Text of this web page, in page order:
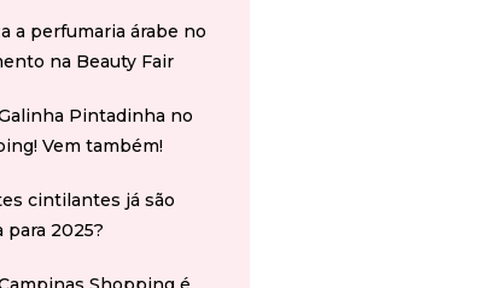
a perfumaria árabe no
na Beauty Fair
Pintadinha no
Vem também!
cintilantes já são
2025?